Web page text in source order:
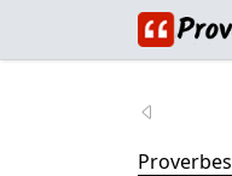
Proverbes